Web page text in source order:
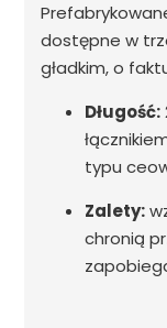
dostępne w
gładkim, o
Długość:
typu
Zalety:
chronią